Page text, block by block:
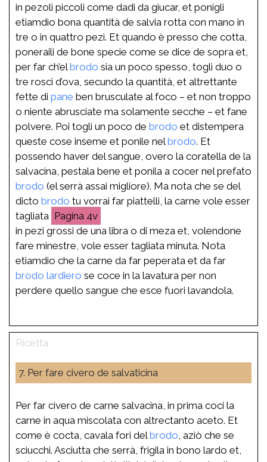
in pezoli piccoli come dadi da giucar, et ponigli
etiamdio bona quantità de salvia rotta con mano in
tre o in quattro pezi. Et quando è presso che cotta,
poneraili de bone specie come se dice de sopra et,
per far ch’elbrodo sia un poco spesso, togli duo o
tre rosci d’ova, secundo la quantità, et altrettante
fette di pane ben brusculate al foco – et non troppo
o niente abrusciate ma solamente secche – et fane
polvere. Poi togli un poco de brodo et distempera
queste cose inseme et ponile nelbrodo. Et
possendo haver del sangue, overo la coratella de la
salvacina, pestala bene et ponila a cocer nel prefato
brodo (el serrà assai migliore). Ma nota che se del
dicto brodo tu vorrai far piattelli, la carne vole esser
tagliata
4v
in pezi grossi de una libra o di meza et, volendone
fare minestre, vole esser tagliata minuta. Nota
etiamdio che la carne da far peperata et da far
brodo lardiero se coce in la lavatura per non
perdere quello sangue che esce fuori lavandola.
7. Per fare civero de salvaticina
Per far civero de carne salvacina, in prima coci la
carne in aqua miscolata con altrectanto aceto. Et
come è cocta, cavala fori delbrodo , aziò che se
sciucchi. Asciutta che serrà, frigila in bono lardo et,